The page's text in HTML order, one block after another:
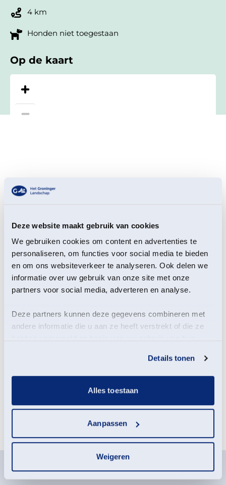
Deze website maakt gebruik van cookies
We gebruiken cookies om content en advertenties te
personaliseren, om functies voor social media te bieden
en om ons websiteverkeer te analyseren. Ook delen we
informatie over uw gebruik van onze site met onze
partners voor social media, adverteren en analyse.
Deze partners kunnen deze gegevens combineren met
andere informatie die u aan ze heeft verstrekt of die ze
Details tonen
Alles toestaan
Aanpassen
Weigeren
4 km
Honden niet toegestaan
Op de kaart
Gidsen van Het Groninger Landschap nemen je mee
op een wandeling door de eeuwenoude wierdedorpen
geschiedenis van het landschap en o.a. over de kerk en
de verschillende oude borgen die hier hebben
gestaan.
Meld je aan voor deze
activiteit
Deelname-informatie